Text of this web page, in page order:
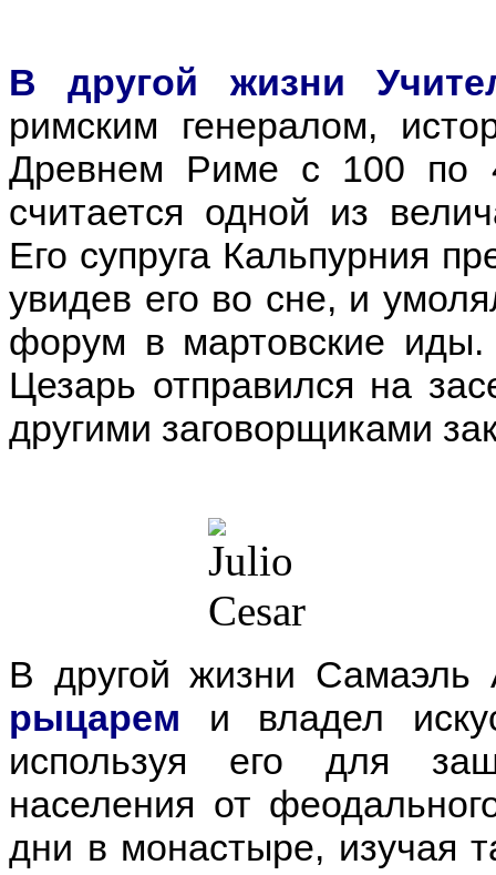
В другой жизни
римским генералом,
Древнем Риме с 100 по
считается одной из
Его супруга Кальпурния
увидев его во сне, и
форум в мартовские
Цезарь отправился на
другими заговорщиками
В другой жизни
рыцарем и владел
используя его для
населения от
дни в монастыре, изучая